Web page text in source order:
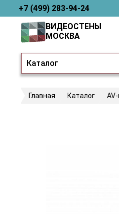
+7 (499) 283-94-24
Каталог
ВИДЕОСТЕНЫ
МОСКВА
Главная Каталог